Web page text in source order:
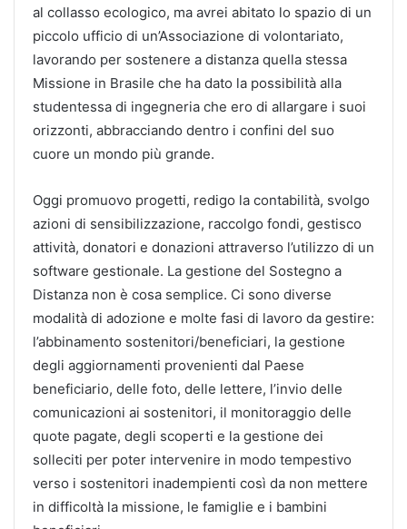
al collasso ecologico, ma avrei abitato lo spazio di un
piccolo ufficio di un’Associazione di volontariato,
lavorando per sostenere a distanza quella stessa
Missione in Brasile che ha dato la possibilità alla
studentessa di ingegneria che ero di allargare i suoi
orizzonti, abbracciando dentro i confini del suo
cuore un mondo più grande.
Oggi promuovo progetti, redigo la contabilità, svolgo
azioni di sensibilizzazione, raccolgo fondi, gestisco
attività, donatori e donazioni attraverso l’utilizzo di un
software gestionale. La gestione del Sostegno a
Distanza non è cosa semplice. Ci sono diverse
modalità di adozione e molte fasi di lavoro da gestire:
l’abbinamento sostenitori/beneficiari, la gestione
degli aggiornamenti provenienti dal Paese
beneficiario, delle foto, delle lettere, l’invio delle
comunicazioni ai sostenitori, il monitoraggio delle
quote pagate, degli scoperti e la gestione dei
solleciti per poter intervenire in modo tempestivo
verso i sostenitori inadempienti così da non mettere
in difficoltà la missione, le famiglie e i bambini